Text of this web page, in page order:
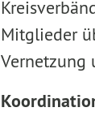
Mitglieder
Vernetzung